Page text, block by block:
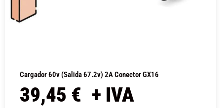
Cargador 60v (salida 67.2v) 2A Conector GX16
39,45 € + IVA